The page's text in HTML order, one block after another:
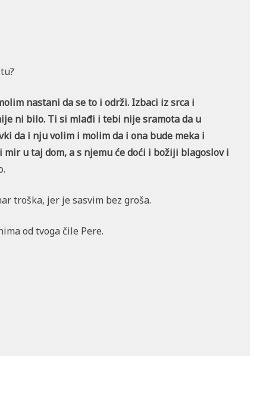
nastani da se to i održi. Izbaci iz srca i
ni bilo. Ti si mlađi i tebi nije sramota da u
da i nju volim i molim da i ona bude meka i
u taj dom, a s njemu će doći i božiji blagoslov i
troška, jer je sasvim bez groša.
od tvoga čile Pere.